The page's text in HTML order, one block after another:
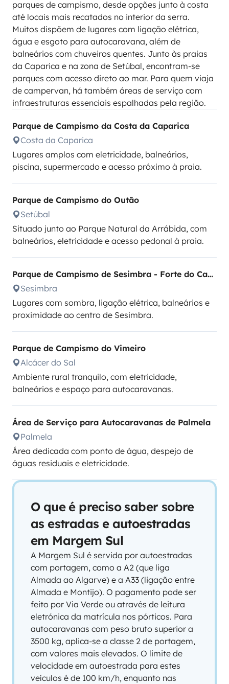
parques de campismo, desde opções junto à costa
até locais mais recatados no interior da serra.
Muitos dispõem de lugares com ligação elétrica,
água e esgoto para autocaravana, além de
balneários com chuveiros quentes. Junto às praias
da Caparica e na zona de Setúbal, encontram-se
parques com acesso direto ao mar. Para quem viaja
de campervan, há também áreas de serviço com
infraestruturas essenciais espalhadas pela região.
Parque de Campismo da Costa da Caparica
Costa da Caparica
Lugares amplos com eletricidade, balneários,
piscina, supermercado e acesso próximo à praia.
Parque de Campismo do Outão
Setúbal
Situado junto ao Parque Natural da Arrábida, com
balneários, eletricidade e acesso pedonal à praia.
Parque de Campismo de Sesimbra - Forte do Cavalo
Sesimbra
Lugares com sombra, ligação elétrica, balneários e
proximidade ao centro de Sesimbra.
Parque de Campismo do Vimeiro
Alcácer do Sal
Ambiente rural tranquilo, com eletricidade,
balneários e espaço para autocaravanas.
Área de Serviço para Autocaravanas de Palmela
Palmela
Área dedicada com ponto de água, despejo de
águas residuais e eletricidade.
O que é preciso saber sobre
as estradas e autoestradas
em Margem Sul
A Margem Sul é servida por autoestradas
com portagem, como a A2 (que liga
Almada ao Algarve) e a A33 (ligação entre
Almada e Montijo). O pagamento pode ser
feito por Via Verde ou através de leitura
eletrónica da matrícula nos pórticos. Para
autocaravanas com peso bruto superior a
3500 kg, aplica-se a classe 2 de portagem,
com valores mais elevados. O limite de
velocidade em autoestrada para estes
veículos é de 100 km/h, enquanto nas